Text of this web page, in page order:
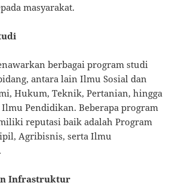
masyarakat.
berbagai program studi
antara lain Ilmu Sosial dan
Hukum, Teknik, Pertanian, hingga
Pendidikan. Beberapa program
reputasi baik adalah Program
Agribisnis, serta Ilmu
Infrastruktur